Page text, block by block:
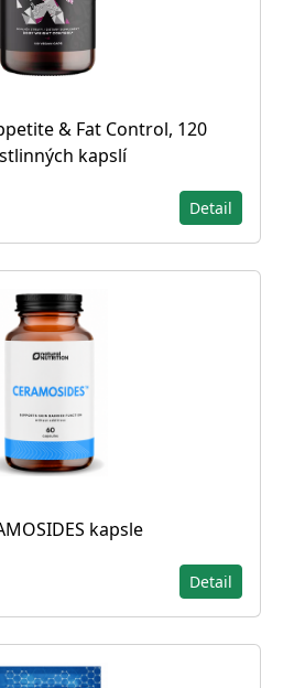
& Fat Control, 120
kapslí
Detail
kapsle
Detail